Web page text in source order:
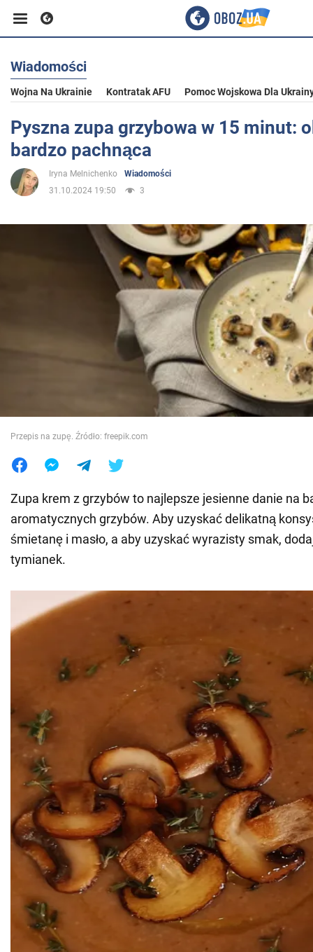
Biznes
Sport
Rozrywka
Jedzenie
Wiadomości
Wojna Na Ukrainie Kontratak AFU Pomoc Wojskowa Dla
Pyszna zupa grzybowa w 15 minut:
bardzo pachnąca
Iryna Melnichenko
Wiadomości
31.10.2024 19:50
3
Przepis na zupę. Źródło: freepik.com
Zupa krem z grzybów to najlepsze jesienne danie na
aromatycznych grzybów. Aby uzyskać delikatną
śmietanę i masło, a aby uzyskać wyrazisty smak,
tymianek.